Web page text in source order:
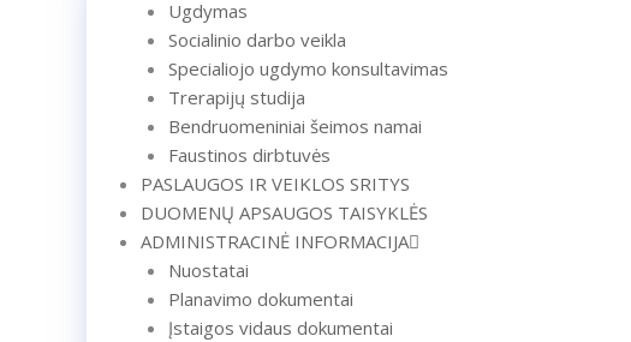
Ugdymas
Socialinio darbo veikla
Specialiojo ugdymo konsultavimas
Trerapijų studija
Bendruomeniniai šeimos namai
Faustinos dirbtuvės
PASLAUGOS IR VEIKLOS SRITYS
DUOMENŲ APSAUGOS TAISYKLĖS
ADMINISTRACINĖ INFORMACIJA
Nuostatai
Planavimo dokumentai
Įstaigos vidaus dokumentai